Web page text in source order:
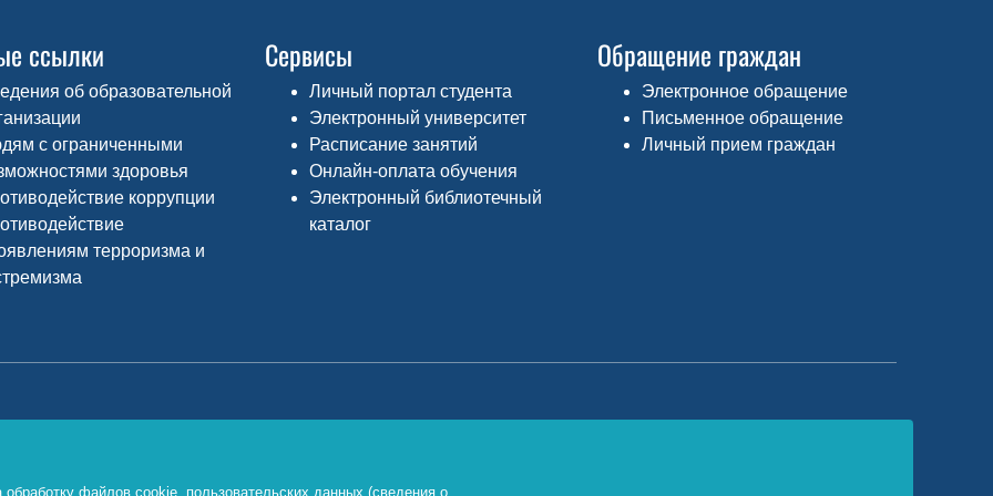
ссылки
об образовательной
с ограниченными
здоровья
коррупции
терроризма и
Сервисы
Личный портал студента
Электронный университет
Расписание занятий
Онлайн-оплата обучения
Электронный библиотечный
каталог
Обращение граждан
Электронное обращение
Письменное обращение
Личный прием граждан
файлов cookie, пользовательских данных (сведения о